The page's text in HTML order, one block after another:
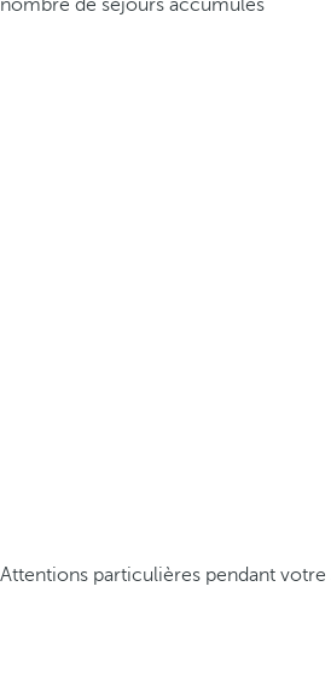
nombre de séjours accumulés
Attentions particulières pendant votre